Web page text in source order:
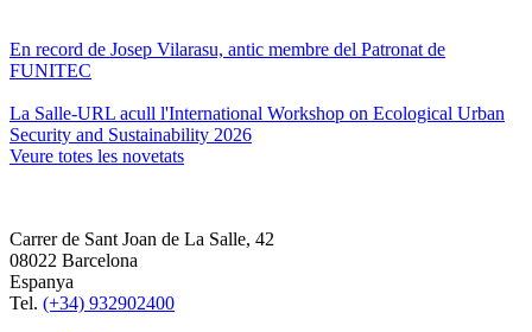
En record de Josep Vilarasu, antic membre del Patronat de
FUNITEC
La Salle-URL acull l'International Workshop on Ecological Urban
Security and Sustainability 2026
Veure totes les novetats
Carrer de Sant Joan de La Salle, 42
08022 Barcelona
Espanya
Tel. (+34) 932902400